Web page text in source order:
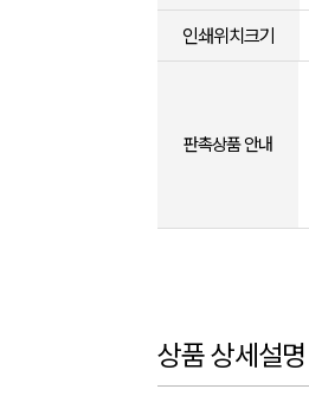
인쇄위치크기
판촉상품 안내
상품 상세설명